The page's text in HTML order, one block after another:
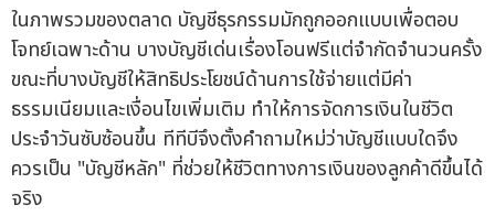
ในภาพรวมของตลาด บัญชีธุรกรรมมักถูกออกแบบเพื่อตอบ
โจทย์เฉพาะด้าน บางบัญชีเด่นเรื่องโอนฟรีแต่จำกัดจำนวนครั้ง
ขณะที่บางบัญชีให้สิทธิประโยชน์ด้านการใช้จ่ายแต่มีค่า
ธรรมเนียมและเงื่อนไขเพิ่มเติม ทำให้การจัดการเงินในชีวิต
ประจำวันซับซ้อนขึ้น ทีทีบีจึงตั้งคำถามใหม่ว่าบัญชีแบบใดจึง
ควรเป็น "บัญชีหลัก" ที่ช่วยให้ชีวิตทางการเงินของลูกค้าดีขึ้นได้
จริง